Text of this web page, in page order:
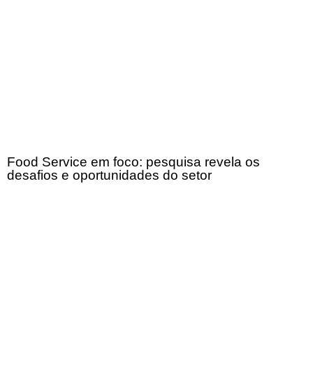
Food Service em foco: pesquisa revela os
desafios e oportunidades do setor